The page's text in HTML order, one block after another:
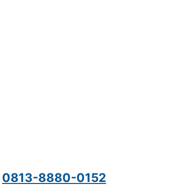
0813-8880-0152